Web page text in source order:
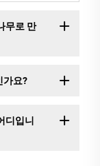
무로 만
가요?
디입니